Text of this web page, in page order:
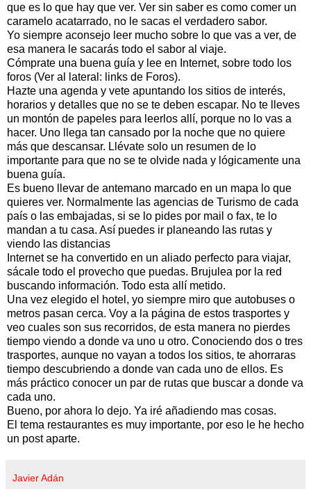
que es lo que hay que ver. Ver sin saber es como comer un
caramelo acatarrado, no le sacas el verdadero sabor.
Yo siempre aconsejo leer mucho sobre lo que vas a ver, de
esa manera le sacarás todo el sabor al viaje.
Cómprate una buena guía y lee en Internet, sobre todo los
foros (Ver al lateral: links de Foros).
Hazte una agenda y vete apuntando los sitios de interés,
horarios y detalles que no se te deben escapar. No te lleves
un montón de papeles para leerlos allí, porque no lo vas a
hacer. Uno llega tan cansado por la noche que no quiere
más que descansar. Llévate solo un resumen de lo
importante para que no se te olvide nada y lógicamente una
buena guía.
Es bueno llevar de antemano marcado en un mapa lo que
quieres ver. Normalmente las agencias de Turismo de cada
país o las embajadas, si se lo pides por mail o fax, te lo
mandan a tu casa. Así puedes ir planeando las rutas y
viendo las distancias
Internet se ha convertido en un aliado perfecto para viajar,
sácale todo el provecho que puedas. Brujulea por la red
buscando información. Todo esta allí metido.
Una vez elegido el hotel, yo siempre miro que autobuses o
metros pasan cerca. Voy a la página de estos trasportes y
veo cuales son sus recorridos, de esta manera no pierdes
tiempo viendo a donde va uno u otro. Conociendo dos o tres
trasportes, aunque no vayan a todos los sitios, te ahorraras
tiempo descubriendo a donde van cada uno de ellos. Es
más práctico conocer un par de rutas que buscar a donde va
cada uno.
Bueno, por ahora lo dejo. Ya iré añadiendo mas cosas.
El tema restaurantes es muy importante, por eso le he hecho
un post aparte.
Javier Adán